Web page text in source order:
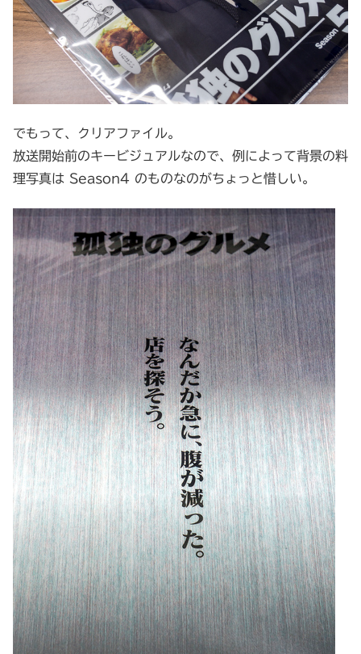
でもって、クリアファイル。
放送開始前のキービジュアルなので、例によって背景の料
理写真は Season4 のものなのがちょっと惜しい。